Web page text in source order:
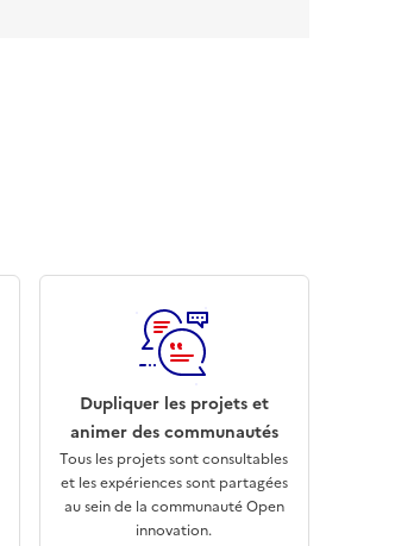
Dupliquer les projets et
animer des communautés
Tous les projets sont consultables
et les expériences sont partagées
au sein de la communauté Open
innovation.